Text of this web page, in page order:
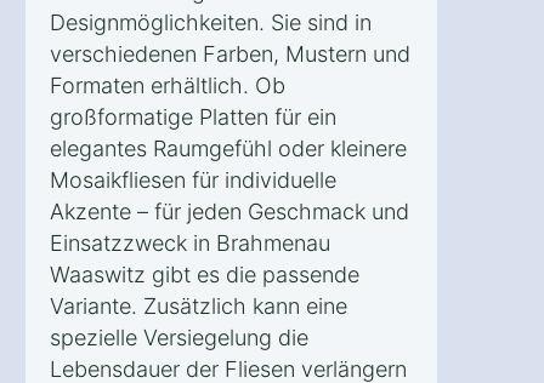
Designmöglichkeiten. Sie sind in
verschiedenen Farben, Mustern und
Formaten erhältlich. Ob
großformatige Platten für ein
elegantes Raumgefühl oder kleinere
Mosaikfliesen für individuelle
Akzente – für jeden Geschmack und
Einsatzzweck in Brahmenau
Waaswitz gibt es die passende
Variante. Zusätzlich kann eine
spezielle Versiegelung die
Lebensdauer der Fliesen verlängern